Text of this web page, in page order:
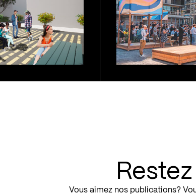
Vous aimez nos publications?